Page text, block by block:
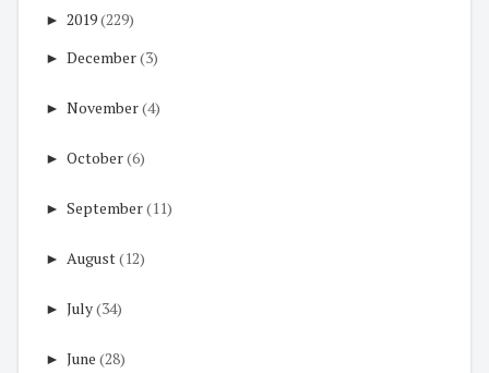
► 2019(229)
► December(3)
► November(4)
► October(6)
► September(11)
► August(12)
► July(34)
► June (28)